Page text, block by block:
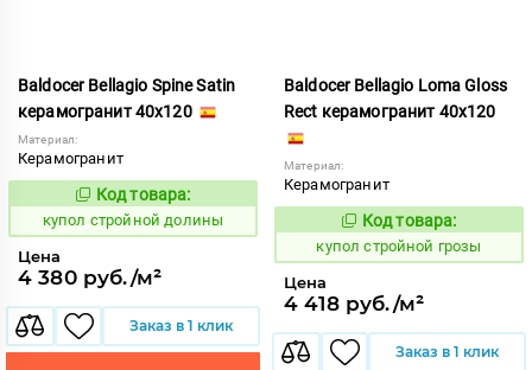
Baldocer Bellagio Spine Satin
керамогранит 40x120
Материал:
Керамогранит
854896
Код товара:
купол стройной долины
Цена
4 380 руб./м²
Заказ в 1 клик
Baldocer Bellagio Loma Gloss
Rect керамогранит 40x120
Материал:
Керамогранит
854894
Код товара:
купол стройной грозы
Цена
4 418 руб./м²
Заказ в 1 клик